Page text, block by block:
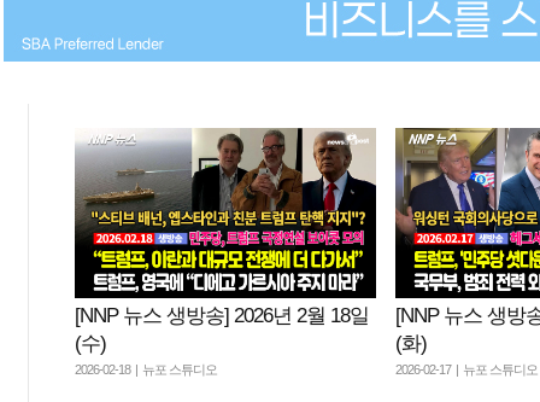
[NNP 뉴스 생방송] 2026년 2월 18일
(수)
2026-02-18 | 뉴포 스튜디오
[NNP 뉴스 생방
(화)
2026-02-17 | 뉴포 스튜디오